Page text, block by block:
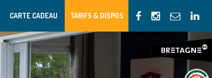
CARTE CADEAU TARIFS & DISPOS